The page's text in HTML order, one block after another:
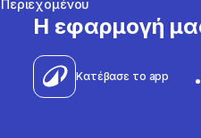
Περιεχομένου
Η εφαρμογή
Κατέβασε το app